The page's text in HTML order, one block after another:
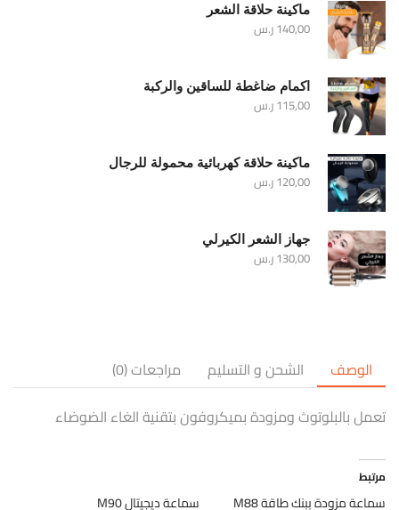
ماكينة حلاقة الشعر
140,00ر.س
اكمام ضاغطة للساقين والركبة
115,00ر.س
ماكينة حلاقة كهربائية محمولة للرجال
120,00ر.س
جهاز الشعر الكيرلي
130,00ر.س
الوصف الشحن و التسليم
مراجعات (0)
تعمل بالبلوتوث ومزودة بميكروفون بتقنية الغاء الضوضاء
مرتبط
سماعة مزودة ببنك طاقة M88 سماعة ديجيتال M90